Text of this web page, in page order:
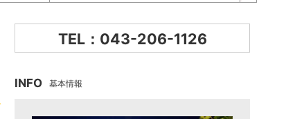
TEL：043-206-1126
INFO 基本情報